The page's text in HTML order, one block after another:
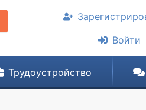
Войти
Трудоустройство